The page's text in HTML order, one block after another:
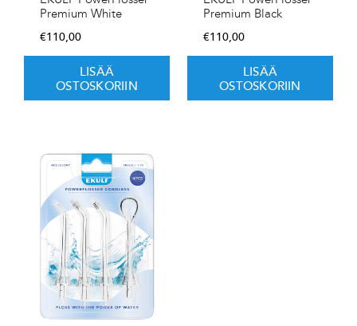
Premium White
€110,00
LISÄÄ
OSTOSKORIIN
Premium Black
€110,00
LISÄÄ
OSTOSKORIIN